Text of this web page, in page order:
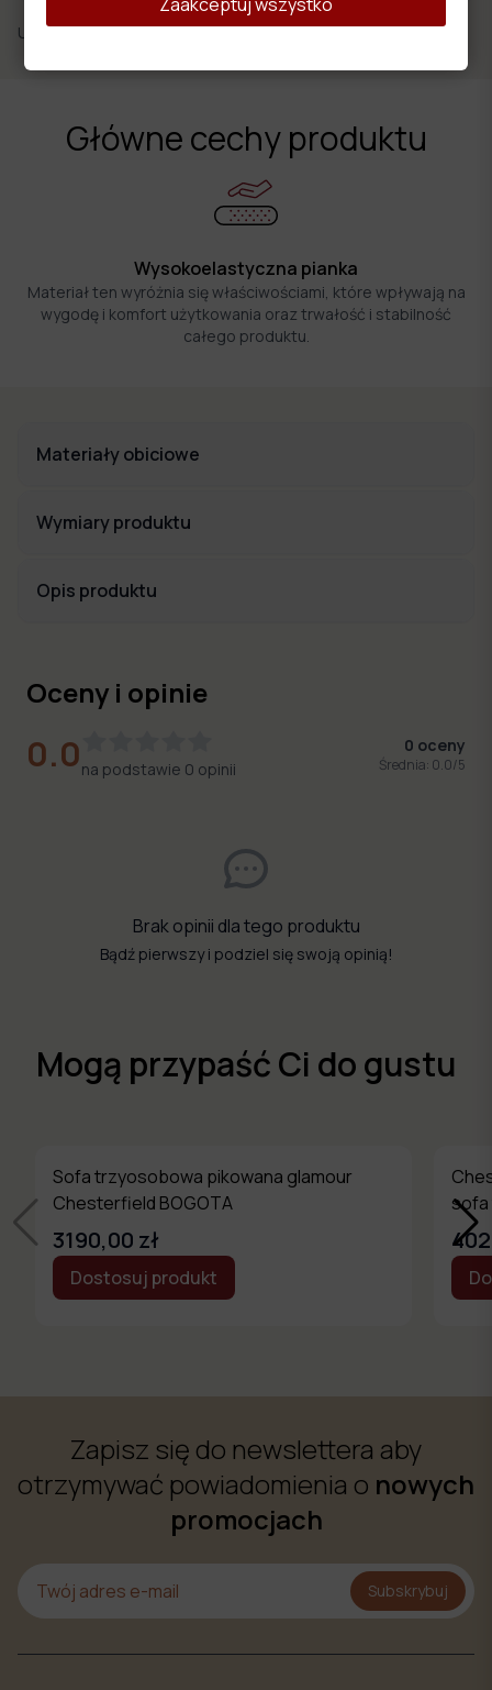
Udostępnij:
Główne cechy produktu
Wysokoelastyczna pianka
Materiał ten wyróżnia się właściwościami, które wpływają na
wygodę i komfort użytkowania oraz trwałość i stabilność
całego produktu.
Materiały obiciowe
Wymiary produktu
Opis produktu
Oceny i opinie
0.0na podstawie 0 opinii
0 oceny
Średnia: 0.0/5
Brak opinii dla tego produktu
Bądź pierwszy i podziel się swoją opinią!
Mogą przypaść Ci do gustu
Sofa trzyosobowa pikowana glamour
Chesterfield BOGOTA
3190,00 zł
Dostosuj produkt
Zapisz się do newslettera aby
otrzymywać powiadomienia o nowych
promocjach
Subskrybuj